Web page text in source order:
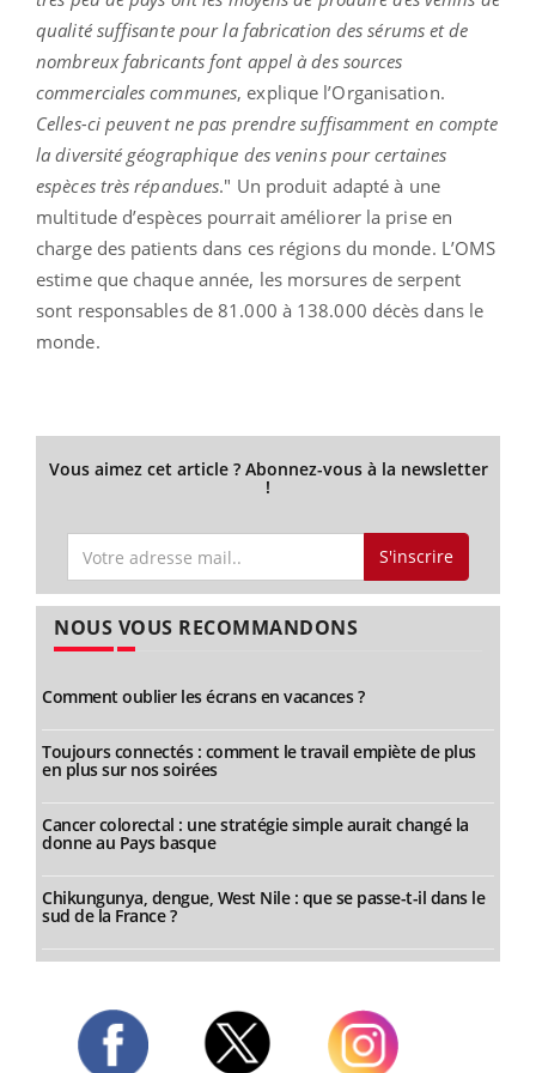
qualité suffisante pour la fabrication des sérums et de
nombreux fabricants font appel à des sources
commerciales communes, explique l’Organisation.
Celles-ci peuvent ne pas prendre suffisamment en compte
la diversité géographique des venins pour certaines
espèces très répandues." Un produit adapté à une
multitude d’espèces pourrait améliorer la prise en
charge des patients dans ces régions du monde. L’OMS
estime que chaque année, les morsures de serpent
sont responsables de 81.000 à 138.000 décès dans le
monde.
Vous aimez cet article ? Abonnez-vous à la newsletter
!
S'inscrire
NOUS VOUS RECOMMANDONS
Comment oublier les écrans en vacances ?
Toujours connectés : comment le travail empiète de plus
en plus sur nos soirées
Cancer colorectal : une stratégie simple aurait changé la
donne au Pays basque
Chikungunya, dengue, West Nile : que se passe-t-il dans le
sud de la France ?